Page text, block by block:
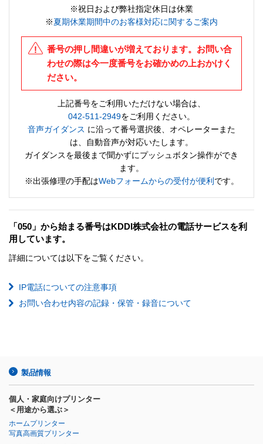
※祝日および弊社指定休日は休業
※夏期休業期間中のお客様対応に関するご案内
番号の押し間違いが増えております。お問い合
わせの際は今一度番号をお確かめの上おかけく
ださい。
上記番号をご利用いただけない場合は、
042-511-2949をご利用ください。
音声ガイダンス に沿って番号選択後、オペレーターまた
は、自動音声が対応いたします。
ガイダンスを最後まで聞かずにプッシュボタン操作ができ
ます。
※出張修理の手配はWebフォームからの受付が便利 です。
「050」から始まる番号はKDDI株式会社の電話サービスを利
用しています。
詳細については以下をご覧ください。
IP電話についての注意事項
お問い合わせ内容の記録・保管・録音について
製品情報
個人・家庭向けプリンター
＜用途から選ぶ＞
ホームプリンター
写真高画質プリンター